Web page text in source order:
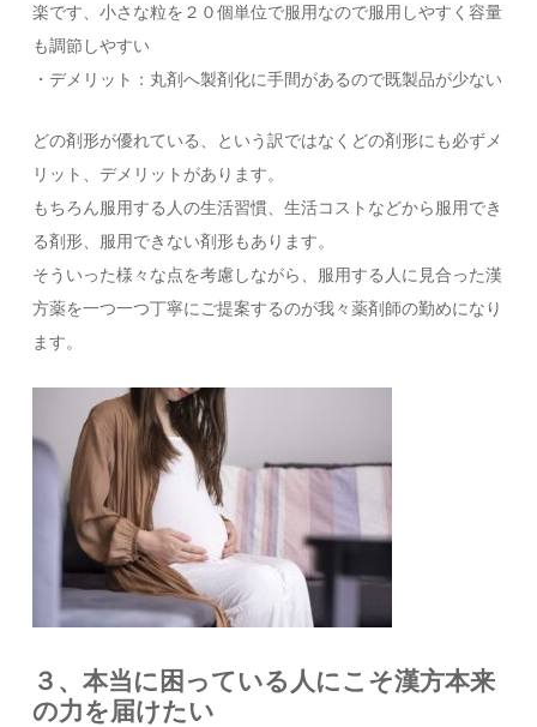
楽です、小さな粒を２０個単位で服用なので服用しやすく容量
も調節しやすい
・デメリット：丸剤へ製剤化に手間があるので既製品が少ない
どの剤形が優れている、という訳ではなくどの剤形にも必ずメ
リット、デメリットがあります。
もちろん服用する人の生活習慣、生活コストなどから服用でき
る剤形、服用できない剤形もあります。
そういった様々な点を考慮しながら、服用する人に見合った漢
方薬を一つ一つ丁寧にご提案するのが我々薬剤師の勤めになり
ます。
３、本当に困っている人にこそ漢方本来
の力を届けたい